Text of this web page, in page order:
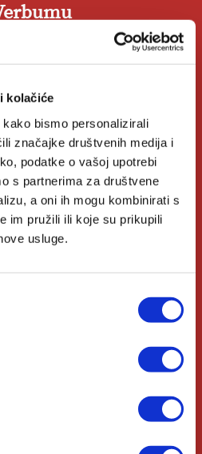
kolačiće
bismo personalizirali
značajke društvenih medija i
podatke o vašoj upotrebi
s partnerima za društvene
a oni ih mogu kombinirati s
im pružili ili koje su prikupili
usluge.
nama
Verbum
Verbum
linkovi